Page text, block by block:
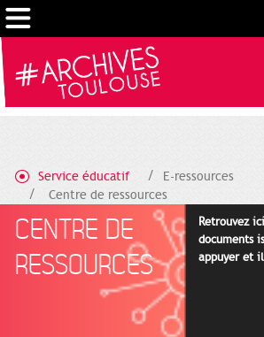
Service éducatif
E-ressources
Centre de ressources
CENTRE DE
RESSOURCES
Retrouvez
documents
appuyer et
Gestion de vos préférences sur les cookies